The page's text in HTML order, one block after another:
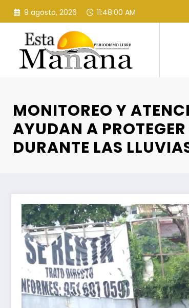
Saltar
contenido
9 agosto, 2026 11:48:01 AM
MONITOREO Y
AYUDAN A
DURANTE LAS